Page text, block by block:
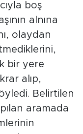
boş
alnına
olaydan
bir yere
alıp,
Belirtilen
aramada